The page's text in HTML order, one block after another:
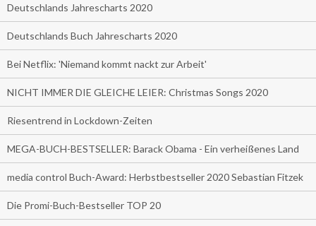
Deutschlands Jahrescharts 2020
Deutschlands Buch Jahrescharts 2020
Bei Netflix: 'Niemand kommt nackt zur Arbeit'
NICHT IMMER DIE GLEICHE LEIER: Christmas Songs 2020
Riesentrend in Lockdown-Zeiten
MEGA-BUCH-BESTSELLER: Barack Obama - Ein verheißenes Land
media control Buch-Award: Herbstbestseller 2020 Sebastian Fitzek
Die Promi-Buch-Bestseller TOP 20